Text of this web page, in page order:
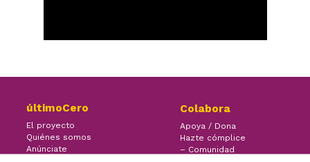
últimoCero
El proyecto
Quiénes somos
Anúnciate
Colabora
Apoya / Dona
Hazte cómplice
– Comunidad